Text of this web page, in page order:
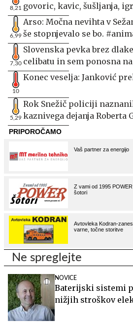
8,21 govoric, kavic, šušljanja,
6,99
Arso: Močna nevihta v
še stopnjevalo se bo.
7,30
Slovenska pevka brez
celibatu in sem ponosna
10
Konec veselja: Janković
5,29
Rok Snežič policiji
kaznivega dejanja Roberta
Ne spreglejte
NOVICE
Baterijski sistemi
nižjih stroškov